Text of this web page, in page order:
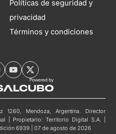
Políticas de seguridad y
privacidad
Términos y condiciones
1260, Mendoza, Argentina. Director
| Propietario: Territorio Digital S.A. |
6939 | 07 de agosto de 2026